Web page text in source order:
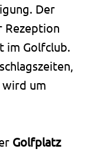
Der
Rezeption
im Golfclub.
wird um
Golfplatz